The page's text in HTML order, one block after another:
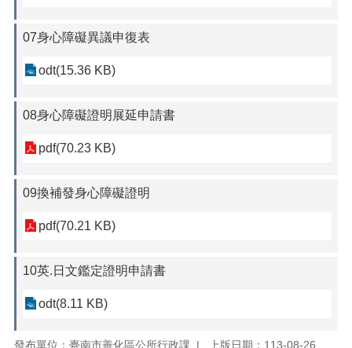
07身心障礙異議申復表
odt(15.36 KB)
08身心障礙證明展延申請書
pdf(70.23 KB)
09換補發身心障礙證明
pdf(70.21 KB)
10英.日文鑑定證明申請書
odt(8.11 KB)
發布單位：臺南市善化區公所行政課 上版日期：113-08-26